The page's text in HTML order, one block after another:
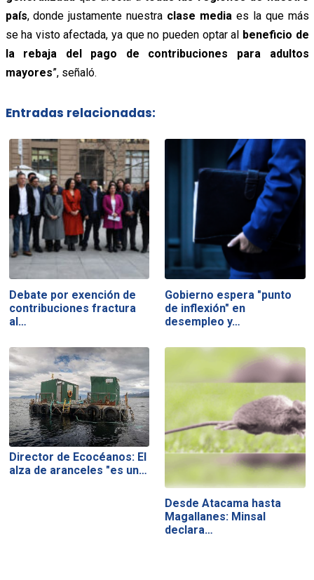
país, donde justamente nuestra clase media es la que más
se ha visto afectada, ya que no pueden optar al beneficio de
la rebaja del pago de contribuciones para adultos
mayores”, señaló.
Entradas relacionadas:
Debate por exención de
contribuciones fractura
al…
Gobierno espera "punto
de inflexión" en
desempleo y…
Director de Ecocéanos: El
alza de aranceles "es un…
Desde Atacama hasta
Magallanes: Minsal
declara…